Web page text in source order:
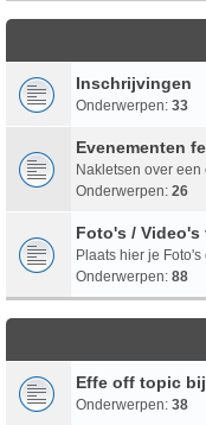
Inschrijvingen
Onderwerpen: 33
Evenementen
Nakletsen over een
Onderwerpen: 26
Foto's / Video's
Plaats hier je
Onderwerpen: 88
Effe off topic
Onderwerpen: 38